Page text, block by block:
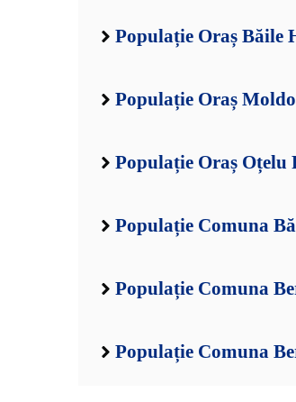
Populație Oraș Băile
Populație Oraș
Populație Oraș Oțelu
Populație Comuna
Populație Comuna
Populație Comuna